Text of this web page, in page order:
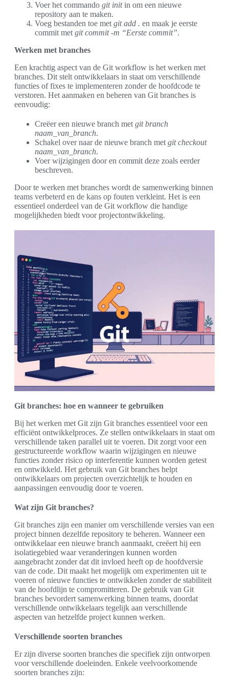
Voer het commando git initin om een nieuwe
repository aan te maken.
Voeg bestanden toe met git add . en maak je eerste
commit met git commit -m “Eerste commit”.
Werken met branches
Een krachtig aspect van de Git workflow is het werken met
branches. Dit stelt ontwikkelaars in staat om verschillende
functies of fixes te implementeren zonder de hoofdcode te
verstoren. Het aanmaken en beheren van Git branches is
eenvoudig:
Creëer een nieuwe branch met git branch
naam_van_branch.
Schakel over naar de nieuwe branch met git checkout
naam_van_branch.
Voer wijzigingen door en commit deze zoals eerder
beschreven.
Door te werken met branches wordt de samenwerking binnen
teams verbeterd en de kans op fouten verkleint. Het is een
essentieel onderdeel van de Git workflow die handige
mogelijkheden biedt voor projectontwikkeling.
Git branches: hoe en wanneer te gebruiken
Bij het werken met Git zijn Git branches essentieel voor een
efficiënt ontwikkelproces. Ze stellen ontwikkelaars in staat om
verschillende taken parallel uit te voeren. Dit zorgt voor een
gestructureerde workflow waarin wijzigingen en nieuwe
functies zonder risico op interferentie kunnen worden getest
en ontwikkeld. Het gebruik van Git branches helpt
ontwikkelaars om projecten overzichtelijk te houden en
aanpassingen eenvoudig door te voeren.
Wat zijn Git branches?
Git branches zijn een manier om verschillende versies van een
project binnen dezelfde repository te beheren. Wanneer een
ontwikkelaar een nieuwe branch aanmaakt, creëert hij een
isolatiegebied waar veranderingen kunnen worden
aangebracht zonder dat dit invloed heeft op de hoofdversie
van de code. Dit maakt het mogelijk om experimenten uit te
voeren of nieuwe functies te ontwikkelen zonder de stabiliteit
van de hoofdlijn te compromitteren. De gebruik van Git
branches bevordert samenwerking binnen teams, doordat
verschillende ontwikkelaars tegelijk aan verschillende
aspecten van hetzelfde project kunnen werken.
Verschillende soorten branches
Er zijn diverse soorten branches die specifiek zijn ontworpen
voor verschillende doeleinden. Enkele veelvoorkomende
soorten branches zijn: